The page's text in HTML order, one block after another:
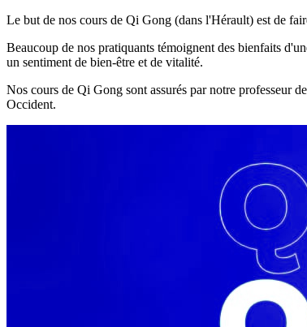
Le but de nos cours de Qi Gong (dans l'Hérault) est de
Beaucoup de nos pratiquants témoignent des bienfaits
un sentiment de bien-être et de vitalité.
Nos cours de Qi Gong sont assurés par notre professeur
Occident.